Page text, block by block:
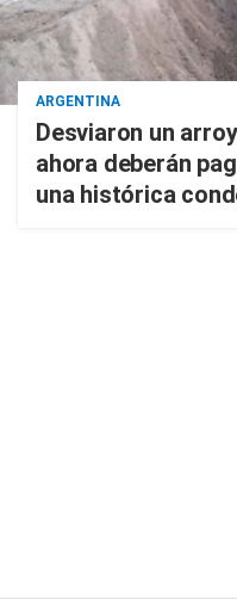
ARGENTINA
Desviaron un
ahora deberán
una histórica